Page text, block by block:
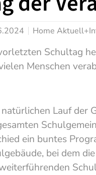
Home
Schultag
Menschen
Lauf der
ein buntes
bei dem